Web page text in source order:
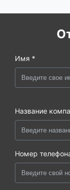
Имя *
Название
Номер